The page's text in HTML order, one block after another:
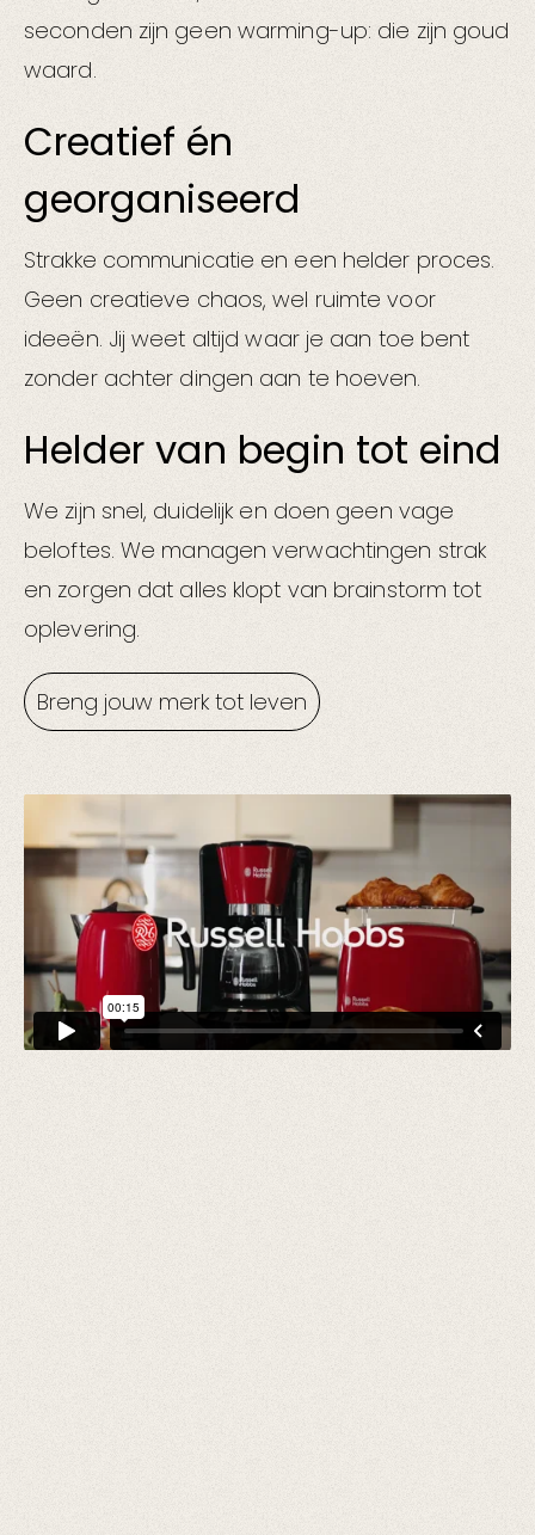
seconden zijn geen warming-up: die zijn goud
waard.
Creatief én
georganiseerd
Strakke communicatie en een helder proces.
Geen creatieve chaos, wel ruimte voor
ideeën. Jij weet altijd waar je aan toe bent
zonder achter dingen aan te hoeven.
Helder van begin tot eind
We zijn snel, duidelijk en doen geen vage
beloftes. We managen verwachtingen strak
en zorgen dat alles klopt van brainstorm tot
oplevering.
Breng jouw merk tot leven